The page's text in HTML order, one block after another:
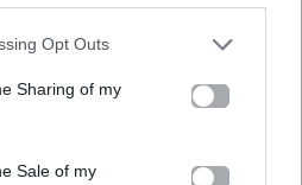
Opt Outs
Sharing of my
Sale of my
γίνε θάλασσά μου
σαν παλιά εικόνα
κι εγώ πάντα μόνος
ότι θα γλιτώσω